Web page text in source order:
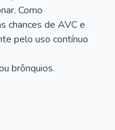
Como
chances de AVC e
pelo uso contínuo
brônquios.